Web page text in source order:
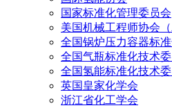
国家标准化管理委员会
美国机械工程师协会
全国锅炉压力容器标
全国气瓶标准化技术
全国氢能标准化技术委
英国皇家化学会
浙江省化工学会